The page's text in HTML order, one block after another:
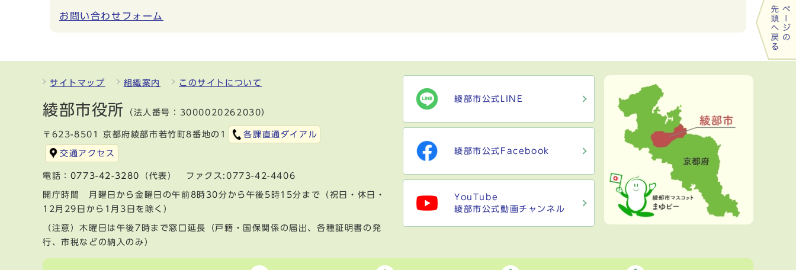
お問い合わせフォーム
サイトマップ 組織案内 このサイトについて
綾部市役所 （法人番号：3000020262030）
〒623-8501 京都府綾部市若竹町8番地の1 各課直通ダイアル
交通アクセス
電話： 0773-42-3280 （代表） ファクス:0773-42-4406
開庁時間 月曜日から金曜日の午前8時30分から午後5時15分まで（祝日・休日・
12月29日から1月3日を除く）
（注意）木曜日は午後7時まで窓口延長（戸籍・国保関係の届出、各種証明書の発
行、市税などの納入のみ）
綾部市公式LINE
綾部市公式Facebook
YouTube
綾部市公式動画チャンネル